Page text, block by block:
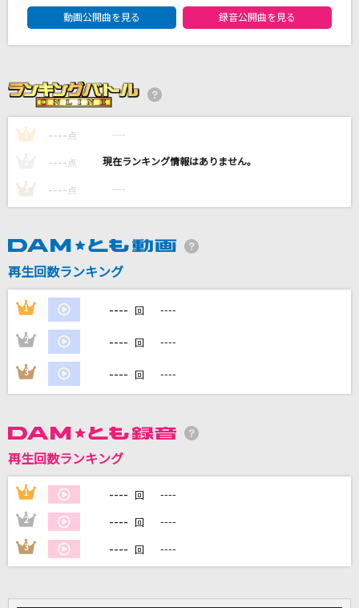
グングニル
グリン
シングルベッド
Aitai
ナユタン星人
カラオケ最新情報をチェック！
DAM★ともボーカルエントリーランキング
動画公開曲を見る
録音公開曲を見る
1 ---- 点 ----
---- 点 ----
3 ---- 点 ----
再生回数ランキング
1 ---- 回 ----
2 ---- 回 ----
3 ---- 回 ----
再生回数ランキング
1 ---- 回 ----
2 ---- 回 ----
3 ---- 回 ----